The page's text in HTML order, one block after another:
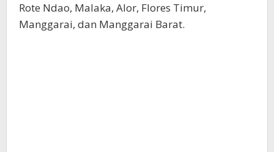
Rote Ndao, Malaka, Alor, Flores Timur,
Manggarai, dan Manggarai Barat.